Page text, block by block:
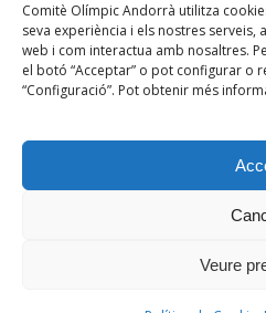
Comitè Olímpic Andorrà utilitza
seva experiència i els nostres serveis,
web i com interactua amb nosaltres.
el botó “Acceptar” o pot configurar o
“Configuració”. Pot obtenir més
Veure